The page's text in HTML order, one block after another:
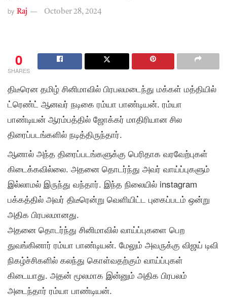
by Raj October 28, 2024
0
SHARES
திடீரென தமிழ் சினிமாவில் பிரபலமடைந்து மக்கள் மத்தியில்
ட்ரெண்ட் ஆனவர் நடிகை ரம்யா பாண்டியன். ரம்யா
பாண்டியன் ஆரம்பத்தில் ஜோக்கர் மாதிரியான சில
திரைப்படங்களில் நடித்திருந்தார்.
ஆனால் அந்த திரைப்படங்களுக்கு பெரிதாக வரவேற்புகள்
கிடைக்கவில்லை. அதனை தொடர்ந்து அவர் வாய்ப்புகளும்
இல்லாமல் இருந்து வந்தார். இந்த நிலையில் instagram
பக்கத்தில் அவர் திடீரென்று வெளியிட்ட புகைப்படம் ஒன்று
அதிக பிரபலமானது.
அதனை தொடர்ந்து சினிமாவில் வாய்ப்புகளை பெற
துவங்கினார் ரம்யா பாண்டியன். மேலும் அவருக்கு விஜய் டிவி
நிகழ்ச்சிகளில் கலந்து கொள்வதற்கும் வாய்ப்புகள்
கிடையாது. அதன் மூலமாக இன்னும் அதிக பிரபலம்
அடைந்தார் ரம்யா பாண்டியன்.